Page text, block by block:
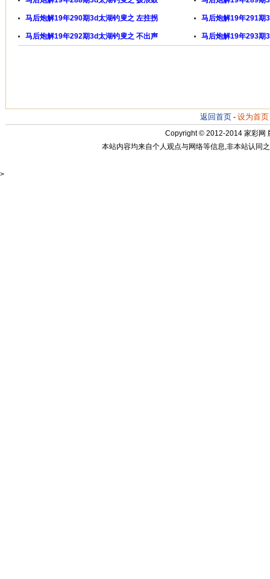
马后炮解19年290期3d太湖钓叟之 左拄拐 马后炮解19年291期
马后炮解19年292期3d太湖钓叟之 不出声 马后炮解19年293期
返回首页 - 设为首页
Copyright © 2012-2014 家彩网
本站内容均来自个人观点与网络等信息,非本站认同
>